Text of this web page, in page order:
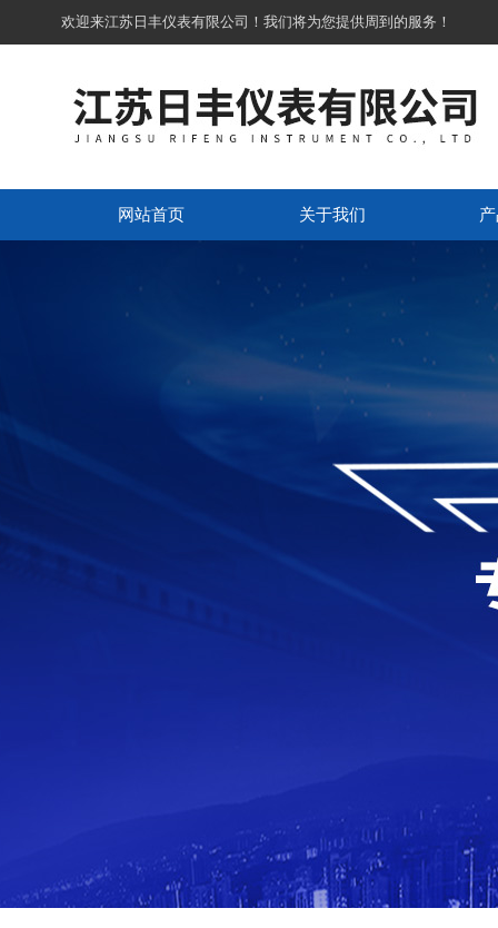
欢迎来江苏日丰仪表有限公司！我们将为您提供周到的服务！
网站首页 关于我们